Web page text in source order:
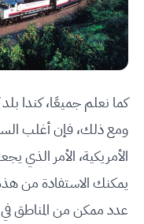
كما نعلم جميعًا، كندا بلد
ومع ذلك، فإن أغلب
الأمريكية، الأمر الذي
يمكنك الاستفادة من هذه